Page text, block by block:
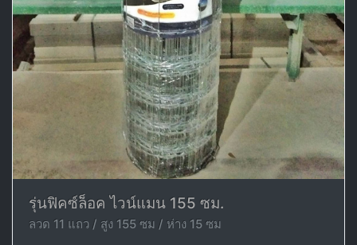
รุ่นฟิคซ์ล็อค ไวน์แมน 155 ซม.
ลวด 11 แถว / สูง 155 ซม / ห่าง 15 ซม